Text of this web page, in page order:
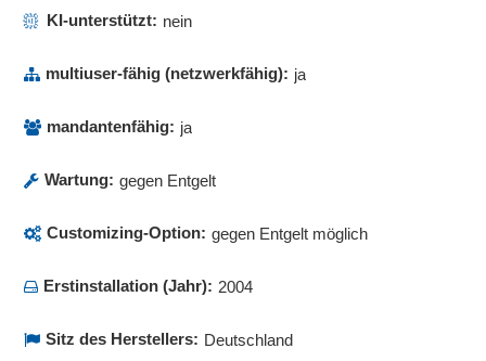
Terminkalender
Terminübersicht
Uploadfunktion
Veranstaltungskalender
Verfügbarkeitsanzeige
Verwaltung von Präsenzveranstaltungen
Vorlagenmanagement
KI-unterstützt: nein
multiuser-fähig (netzwerkfähig): ja
mandantenfähig: ja
Wartung: gegen Entgelt
Customizing-Option: gegen Entgelt möglich
Erstinstallation (Jahr): 2004
Sitz des Herstellers: Deutschland